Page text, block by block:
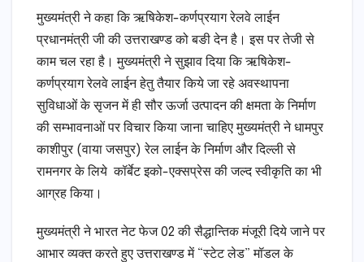
मुख्यमंत्री ने कहा कि ऋषिकेश-कर्णप्रयाग रेलवे लाईन
प्रधानमंत्री जी की उत्तराखण्ड को बङी देन है। इस पर तेजी से
काम चल रहा है। मुख्यमंत्री ने सुझाव दिया कि ऋषिकेश-
कर्णप्रयाग रेलवे लाईन हेतु तैयार किये जा रहे अवस्थापना
सुविधाओं के सृजन में ही सौर ऊर्जा उत्पादन की क्षमता के निर्माण
की सम्भावनाओं पर विचार किया जाना चाहिए मुख्यमंत्री ने धामपुर
काशीपुर (वाया जसपुर) रेल लाईन के निर्माण और दिल्ली से
रामनगर के लिये कॉर्बेट इको-एक्सप्रेस की जल्द स्वीकृति का भी
आग्रह किया।
मुख्यमंत्री ने भारत नेट फेज 02 की सैद्धान्तिक मंजूरी दिये जाने पर
आभार व्यक्त करते हुए उत्तराखण्ड में “स्टेट लेड” मॉडल के